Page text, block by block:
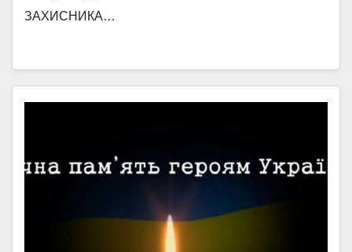
ЗАХИСНИКА…